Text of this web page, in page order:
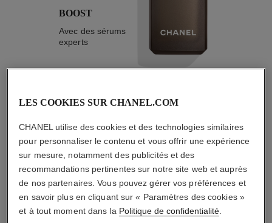
BOOST
Avec des sérums
experts
L'ACCORD PARFAIT
LES COOKIES SUR CHANEL.COM
CHANEL utilise des cookies et des technologies similaires
pour personnaliser le contenu et vous offrir une expérience
sur mesure, notamment des publicités et des
recommandations pertinentes sur notre site web et auprès
de nos partenaires. Vous pouvez gérer vos préférences et
en savoir plus en cliquant sur « Paramètres des cookies »
et à tout moment dans la Politique de confidentialité.